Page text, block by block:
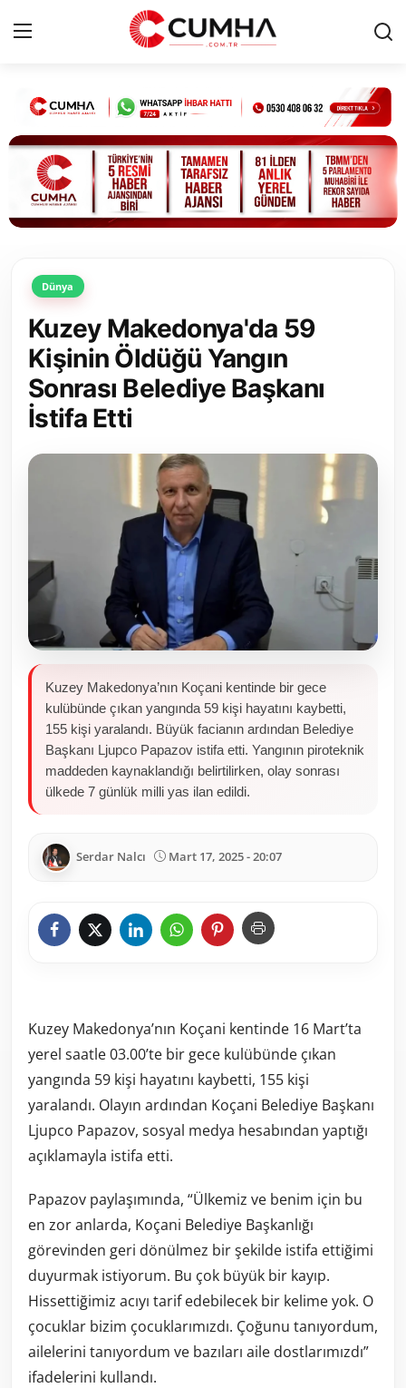
Kurumsal
Cumhurbaşkanlığı
Bakanlıklar
Siyasi Partiler
Yerel Yönetimler
Mülki İdare
Toplum ve Yaşam
Sivil Toplum Kuruluşları
Kamu Kurumları ve Üst Kurullar
Resmi Reklamlar
Dünya
Kuzey Makedonya'da 59
Kişinin Öldüğü Yangın
Sonrası Belediye Başkanı
İstifa Etti
Kuzey Makedonya’nın Koçani kentinde bir gece
kulübünde çıkan yangında 59 kişi hayatını kaybetti,
155 kişi yaralandı. Büyük facianın ardından Belediye
Başkanı Ljupco Papazov istifa etti. Yangının piroteknik
maddeden kaynaklandığı belirtilirken, olay sonrası
ülkede 7 günlük milli yas ilan edildi.
Serdar Nalcı Mart 17, 2025 - 20:07
Kuzey Makedonya’nın Koçani kentinde 16 Mart’ta
yerel saatle 03.00’te bir gece kulübünde çıkan
yangında 59 kişi hayatını kaybetti, 155 kişi
yaralandı. Olayın ardından Koçani Belediye Başkanı
Ljupco Papazov, sosyal medya hesabından yaptığı
açıklamayla istifa etti.
Papazov paylaşımında, “Ülkemiz ve benim için bu
en zor anlarda, Koçani Belediye Başkanlığı
görevinden geri dönülmez bir şekilde istifa ettiğimi
duyurmak istiyorum. Bu çok büyük bir kayıp.
Hissettiğimiz acıyı tarif edebilecek bir kelime yok. O
çocuklar bizim çocuklarımızdı. Çoğunu tanıyordum,
ailelerini tanıyordum ve bazıları aile dostlarımızdı”
ifadelerini kullandı.